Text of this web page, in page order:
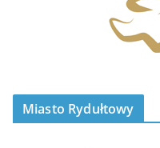
Miasto Rydułtowy